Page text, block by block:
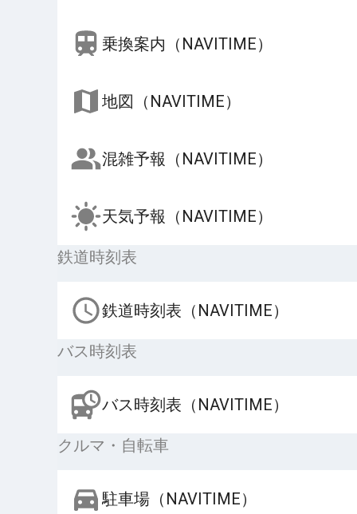
乗換案内（NAVITIME）
地図（NAVITIME）
混雑予報（NAVITIME）
天気予報（NAVITIME）
鉄道時刻表
鉄道時刻表（NAVITIME）
バス時刻表
バス時刻表（NAVITIME）
クルマ・自転車
駐車場（NAVITIME）